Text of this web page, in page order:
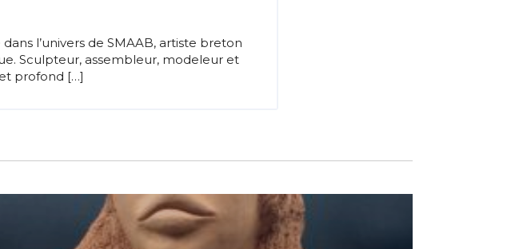
l’univers de SMAAB, artiste breton
Sculpteur, assembleur, modeleur et
profond […]